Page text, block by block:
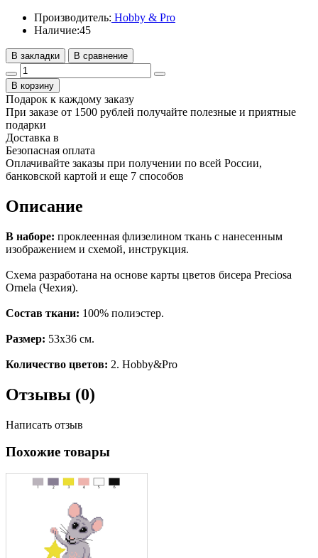
Производитель: Hobby & Pro
Наличие:45
В закладки В сравнение
В корзину
Подарок к каждому заказу
При заказе от 1500 рублей получайте полезные и приятные
подарки
Доставка в
Безопасная оплата
Оплачивайте заказы при получении по всей России,
банковской картой и еще 7 cпособов
Описание
В наборе: проклеенная флизелином ткань с нанесенным
изображением и схемой, инструкция.
Схема разработана на основе карты цветов бисера Preciosa
Ornela (Чехия).
Состав ткани: 100% полиэстер.
Размер: 53х36 см.
Количество цветов: 2. Hobby&Pro
Отзывы (0)
Написать отзыв
Похожие товары